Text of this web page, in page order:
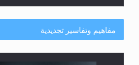
مفاهيم وتفاسير تجديدية